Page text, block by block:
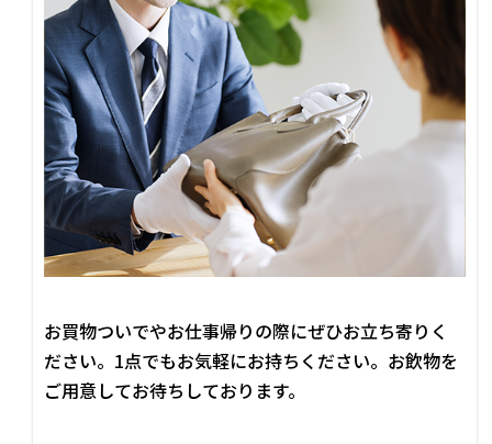
お買物ついでやお仕事帰りの際にぜひお立ち寄りく
ださい。1点でもお気軽にお持ちください。お飲物を
ご用意してお待ちしております。